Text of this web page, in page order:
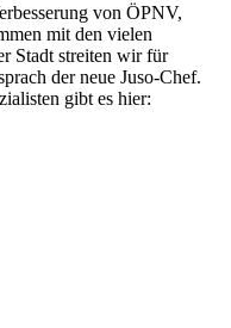
von ÖPNV,
mit den vielen
Stadt streiten wir für
der neue Juso-Chef.
gibt es hier: